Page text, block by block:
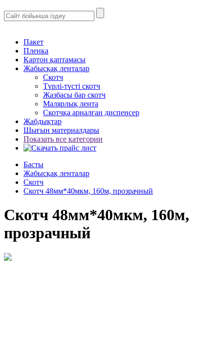
Пакет
Пленка
Картон қаптамасы
Жабысқақ ленталар
Скотч
Түрлі-түсті скотч
Жазбасы бар скотч
Малярлық лента
Скотчқа арналған диспенсер
Жабдықтар
Шығын материалдары
Показать все категории
Басты
Жабысқақ ленталар
Скотч
Скотч 48мм*40мкм, 160м, прозрачный
Скотч 48мм*40мкм, 160м,
прозрачный